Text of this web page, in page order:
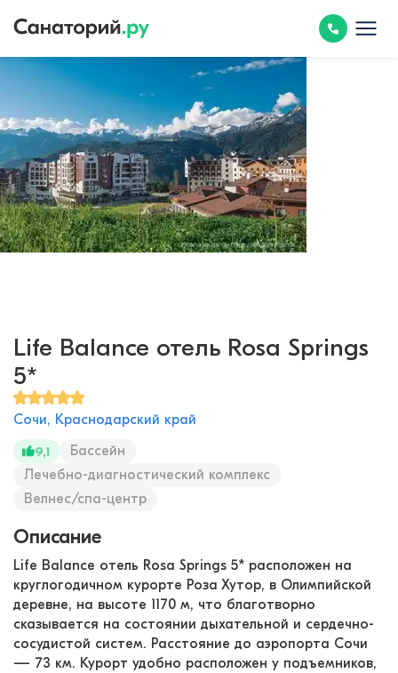
Life Balance отель Rosa Springs
5*
Сочи, Краснодарский край
9,1
Бассейн
Лечебно-диагностический комплекс
Велнес/спа-центр
Описание
Life Balance отель Rosa Springs 5* расположен на
круглогодичном курорте Роза Хутор, в Олимпийской
деревне, на высоте 1170 м, что благотворно
сказывается на состоянии дыхательной и сердечно-
сосудистой систем. Расстояние до аэропорта Сочи
— 73 км. Курорт удобно расположен у подъемников,